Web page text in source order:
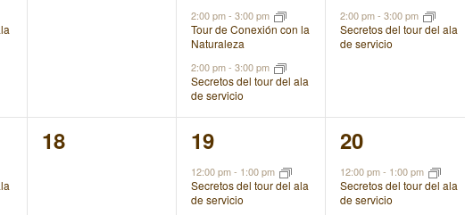
2:00 pm- 3:00 pm
Tour de Conexión con la
Naturaleza
2:00 pm- 3:00 pm
Secretos del tour del ala
de servicio
2:00 pm-3:00 pm
Secretos del tour del ala
de servicio
0
18
3
eventos,
19
12:00 pm- 1:00 pm
Secretos del tour del ala
de servicio
2
eventos,
20
12:00 pm- 1:00 pm
Secretos del tour del ala
de servicio